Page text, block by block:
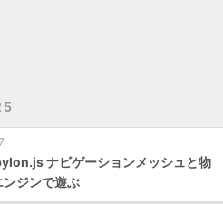
ナビゲーションメッシュと物
ンジンで遊ぶ